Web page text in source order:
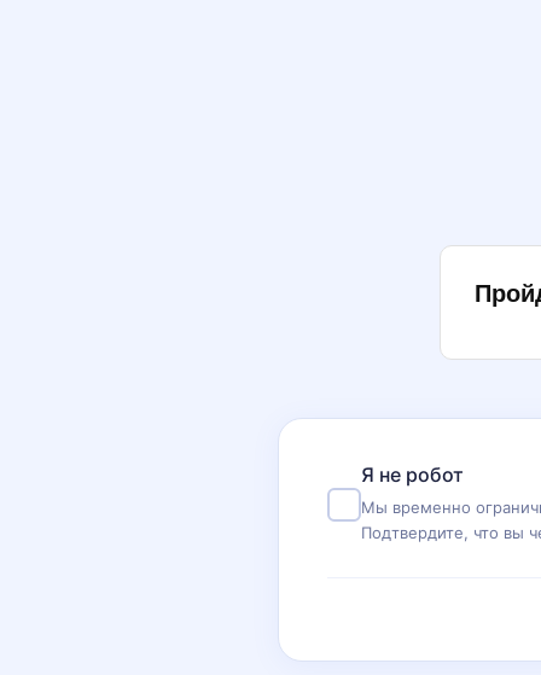
Я не робот
Мы временно
Подтвердите, что вы